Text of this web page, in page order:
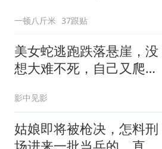
一顿八斤米 37跟贴
美女蛇逃跑跌落悬崖，没
想大难不死，自己又爬了
影中见影
姑娘即将被枪决，怎料刑